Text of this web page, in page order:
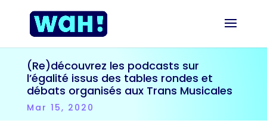
(Re)découvrez les podcasts sur
l’égalité issus des tables rondes et
débats organisés aux Trans Musicales
Mar 15, 2020